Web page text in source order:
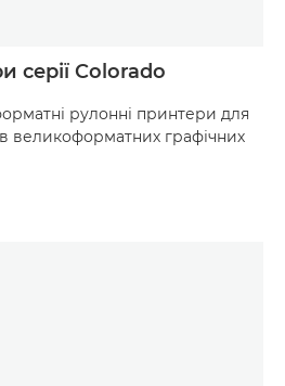
серії Colorado
рулонні принтери для
великоформатних графічних